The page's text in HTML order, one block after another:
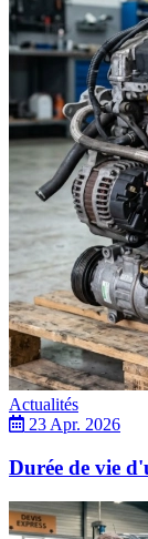
Actualités
23 Apr. 2026
Durée de vie